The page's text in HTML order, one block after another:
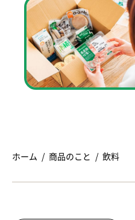
ホーム 商品のこと 飲料